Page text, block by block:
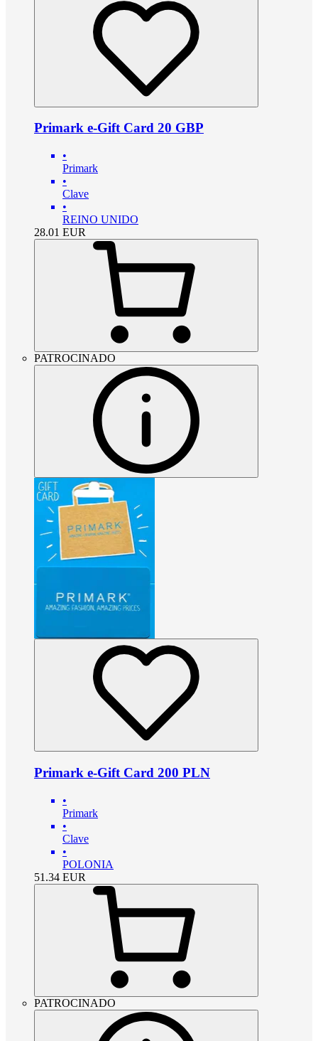
Primark e-Gift Card 20 GBP
•
Primark
•
Clave
•
REINO UNIDO
28.01 EUR
PATROCINADO
Primark e-Gift Card 200 PLN
•
Primark
•
Clave
•
POLONIA
51.34 EUR
PATROCINADO